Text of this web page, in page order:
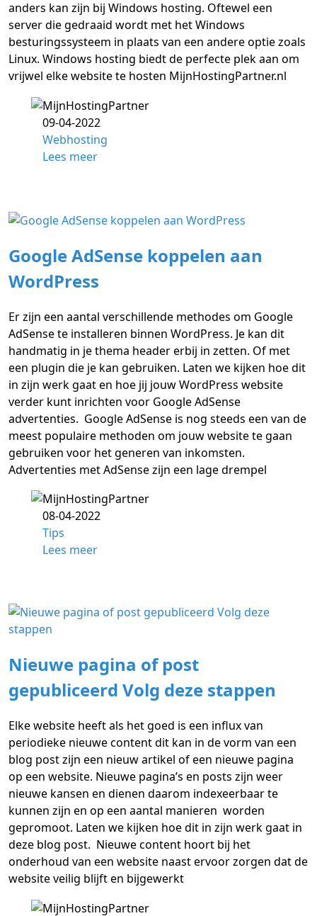
anders kan zijn bij Windows hosting. Oftewel een
server die gedraaid wordt met het Windows
besturingssysteem in plaats van een andere optie zoals
Linux. Windows hosting biedt de perfecte plek aan om
vrijwel elke website te hosten MijnHostingPartner.nl
09-04-2022
Webhosting
Lees meer
Google AdSense koppelen aan
WordPress
Er zijn een aantal verschillende methodes om Google
AdSense te installeren binnen WordPress. Je kan dit
handmatig in je thema header erbij in zetten. Of met
een plugin die je kan gebruiken. Laten we kijken hoe dit
in zijn werk gaat en hoe jij jouw WordPress website
verder kunt inrichten voor Google AdSense
advertenties. Google AdSense is nog steeds een van de
meest populaire methoden om jouw website te gaan
gebruiken voor het generen van inkomsten.
Advertenties met AdSense zijn een lage drempel
08-04-2022
Tips
Lees meer
Nieuwe pagina of post
gepubliceerd Volg deze stappen
Elke website heeft als het goed is een influx van
periodieke nieuwe content dit kan in de vorm van een
blog post zijn een nieuw artikel of een nieuwe pagina
op een website. Nieuwe pagina’s en posts zijn weer
nieuwe kansen en dienen daarom indexeerbaar te
kunnen zijn en op een aantal manieren worden
gepromoot. Laten we kijken hoe dit in zijn werk gaat in
deze blog post. Nieuwe content hoort bij het
onderhoud van een website naast ervoor zorgen dat de
website veilig blijft en bijgewerkt